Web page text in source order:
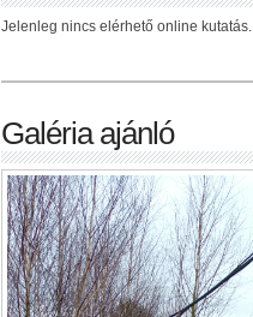
Jelenleg nincs elérhető online kutatás.
Galéria ajánló